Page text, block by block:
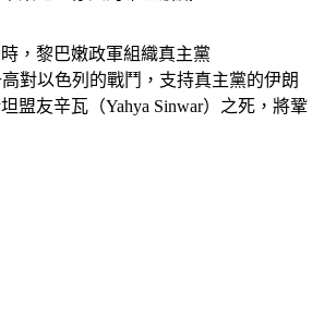
，黎巴嫩政軍組織真主黨
高對以色列的戰鬥，支持真主黨的伊朗
盟友辛瓦（Yahya Sinwar）之死，將鞏